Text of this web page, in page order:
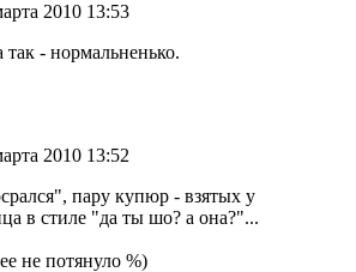
2010 13:53
- нормальненько.
2010 13:52
пару купюр - взятых у
в стиле "да ты шо? а она?"...
не потянуло %)